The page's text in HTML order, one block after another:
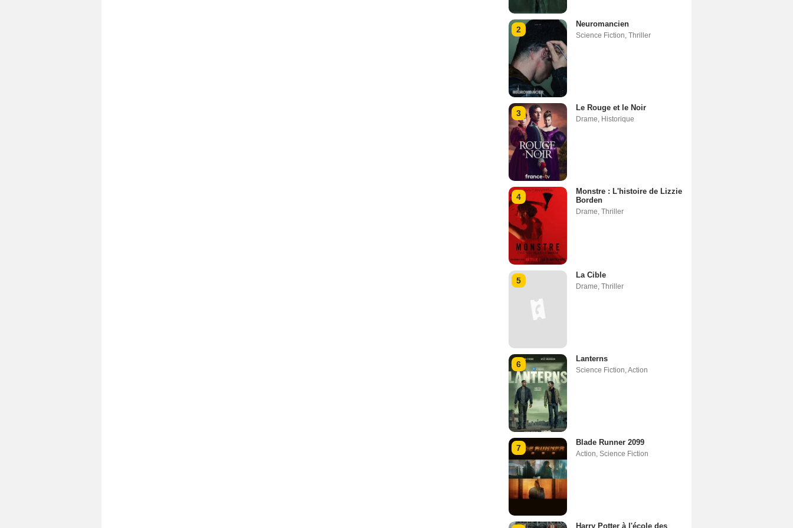
2
Neuromancien
Science Fiction Thriller
3
Le Rouge et le Noir
Drame Historique
4
Monstre : L'histoire de Lizzie
Borden
Drame Thriller
5
La Cible
Drame Thriller
6
Lanterns
Science Fiction Action
7
Blade Runner 2099
Action Science Fiction
Harry Potter à l'école des